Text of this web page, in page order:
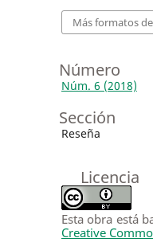
Más formatos
Número
Núm. 6 (2018)
Sección
Reseña
Licencia
Esta obra está
Creative